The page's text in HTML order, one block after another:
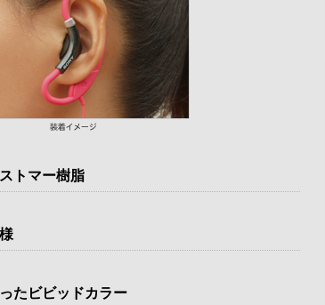
トマー樹脂
たビビッドカラー